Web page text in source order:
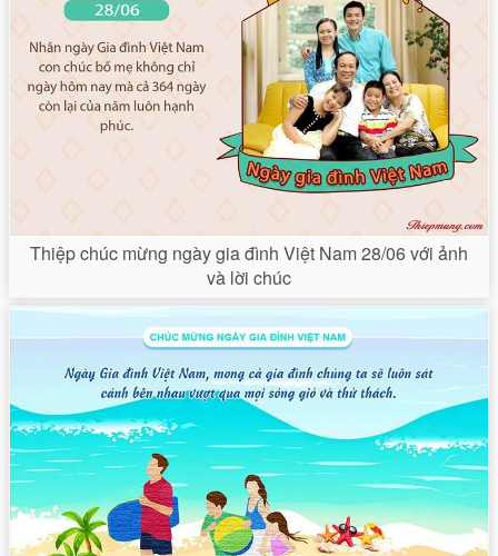
Thiệp chúc mừng ngày gia đình Việt Nam 28/06 với ảnh
và lời chúc